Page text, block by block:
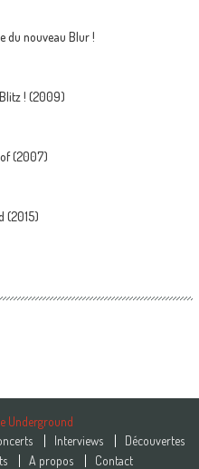
du nouveau Blur !
Blitz ! (2009)
(2007)
(2015)
Underground
Interviews
Découvertes
A propos Contact